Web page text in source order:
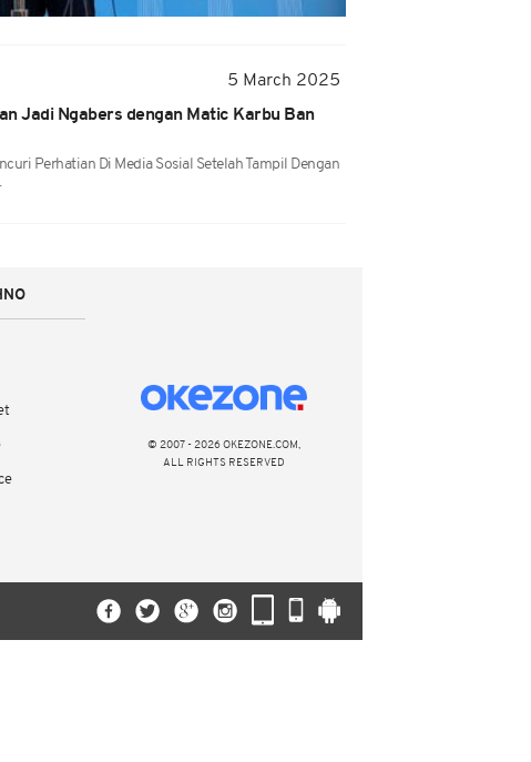
5 March 2025
Jadi Ngabers dengan Matic Karbu Ban
Perhatian Di Media Sosial Setelah Tampil Dengan
© 2007 - 2026 OKEZONE.COM,
ALL RIGHTS RESERVED